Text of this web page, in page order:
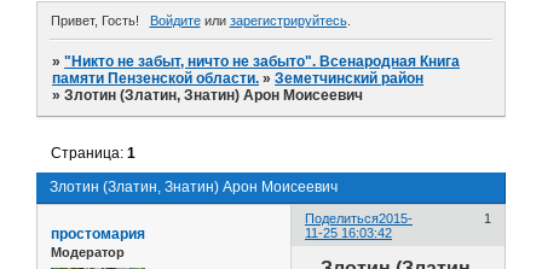
Привет, Гость! Войдитеили зарегистрируйтесь.
»"Никто не забыт, ничто не забыто". Всенародная Книга
памяти Пензенской области. »Земетчинский район
»Злотин (Златин, Знатин) Арон Моисеевич
Злотин (Златин, Знатин) Арон Моисеевич
Страница:1
Поделиться 1
2015-
11-25 16:03:42
простомария
Модератор